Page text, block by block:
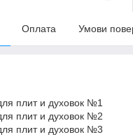
Оплата Умови